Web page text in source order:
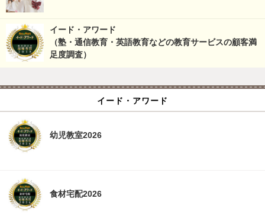
イード・アワード
（塾・通信教育・英語教育などの教育サービスの顧客満
足度調査）
イード・アワード
幼児教室2026
食材宅配2026